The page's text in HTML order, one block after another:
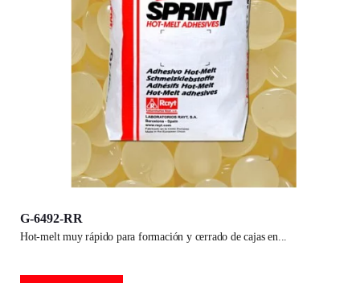
G-6492-RR
hot-melt muy rápido para formación y cerrado de cajas en